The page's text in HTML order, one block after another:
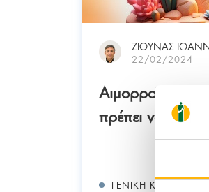
ΖΙΟΥΝΑΣ
22/02/2024
πρέπει να
ΓΕΝΙΚΗ ΚΛΙΝΙΚΗ